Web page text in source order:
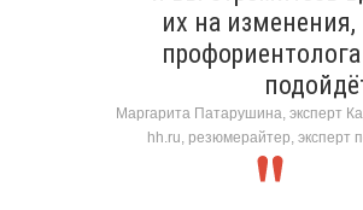
их на изменения,
Маргарита Патарушина, эксперт
hh.ru, резюмерайтер, эксперт